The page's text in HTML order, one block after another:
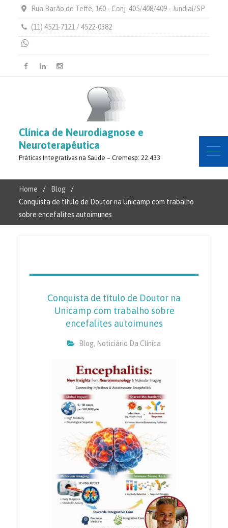
Rua Barão de Teffé, 160 - Conj. 405/408/409 - Jundiaí/SP
(11) 4521-7121 / 4522-0382
Facebook
LinkedinInstagram
Clínica de Neurodiagnose e
Neuroterapêutica
Práticas Integrativas na Saúde – Cremesp: 22.433
Home
Blog
Conquista de título de Doutor na Unicamp com trabalho
sobre encefalites autoimunes
Conquista de título de Doutor na
Unicamp com trabalho sobre
encefalites autoimunes
Blog, Noticiário Da Clínica